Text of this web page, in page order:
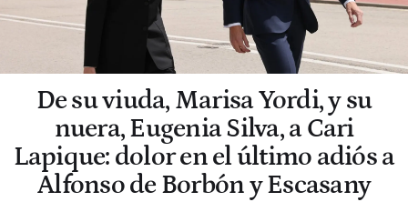
De su viuda, Marisa Yordi, y su
nuera, Eugenia Silva, a Cari
Lapique: dolor en el último adiós a
Alfonso de Borbón y Escasany